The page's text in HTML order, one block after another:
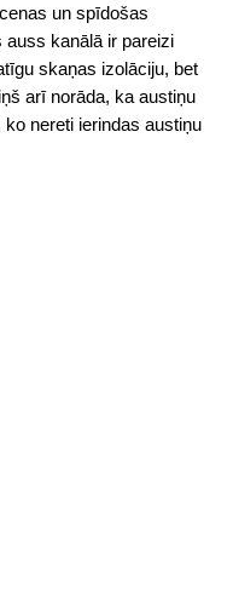
un spīdošas
kanālā ir pareizi
skaņas izolāciju, bet
arī norāda, ka austiņu
nereti ierindas austiņu